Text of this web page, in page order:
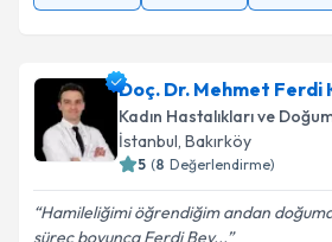
Doç. Dr. Mehmet Ferdi
Kadın Hastalıkları ve
İstanbul, Bakırköy
5 (8 Değerlendirme)
Hamileliğimi öğrendiğim andan
süreç boyunca Ferdi Bey...